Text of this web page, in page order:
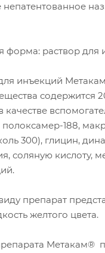
форма: раствор для
инъекций
содержится
качестве
полоксамер-188,
300), глицин,
соляную кислоту,
препарат
желтого цвета.
Метакам®